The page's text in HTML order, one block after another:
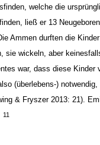
welche die
ließ er 13
Ammen durften die
sie wickeln, aber
war, dass diese Kinder
(überlebens-)
& Fryszer 2013: 21).
11